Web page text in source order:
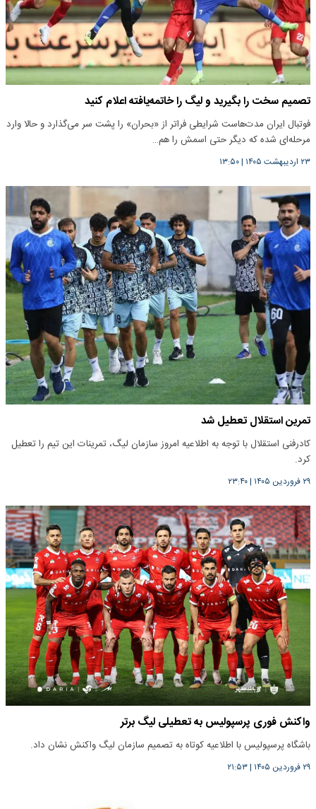
تصمیم سخت را بگیرید و لیگ را خاتمه‌یافته اعلام کنید
فوتبال ایران مدت‌هاست شرایطی فراتر از «بحران» را پشت سر می‌گذارد و حالا وارد
مرحله‌ای شده که دیگر حتی اسمش را هم…
۲۳ اردیبهشت ۱۴۰۵ |۱۳:۵۰
تمرین استقلال تعطیل شد
کادرفنی استقلال با توجه به اطلاعیه امروز سازمان لیگ، تمرینات این تیم را تعطیل
کرد.
۲۹ فروردین ۱۴۰۵ |۲۳:۴۰
واکنش فوری پرسپولیس به تعطیلی لیگ برتر
باشگاه پرسپولیس با اطلاعیه کوتاه به تصمیم سازمان لیگ واکنش نشان داد.
۲۹ فروردین ۱۴۰۵ |۲۱:۵۳